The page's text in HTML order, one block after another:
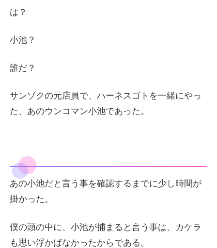
は？
小池？
誰だ？
サンゾクの元店員で、ハーネスゴトを一緒にやっ
た、あのウンコマン小池であった。
あの小池だと言う事を確認するまでに少し時間が
掛かった。
僕の頭の中に、小池が捕まると言う事は、カケラ
も思い浮かばなかったからである。